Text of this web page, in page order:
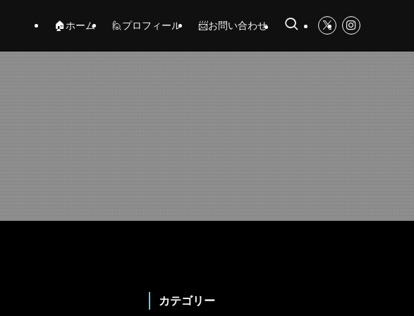
🏠ホーム 🙋プロフィール 📨お問い合わせ
カテゴリー